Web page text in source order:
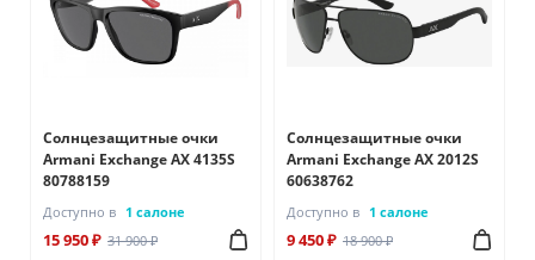
Солнцезащитные очки
Armani Exchange AX 4135S
80788159
Доступно в 1 салоне
15 950 ₽ 31 900 ₽
Солнцезащитные очки
Armani Exchange AX 2012S
60638762
Доступно в 1 салоне
9 450 ₽ 18 900 ₽